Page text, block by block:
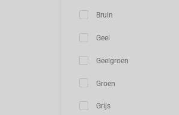
Bruin
Geel
Geelgroen
Groen
Grijs